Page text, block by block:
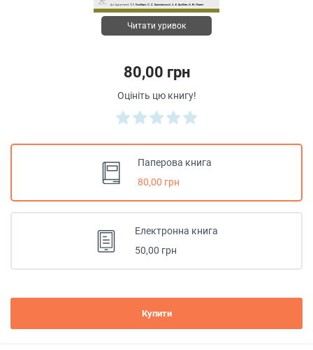
Читати уривок
80,00 грн
Оцініть цю книгу!
Паперова книга
80,00 грн
Електронна книга
50,00 грн
Купити